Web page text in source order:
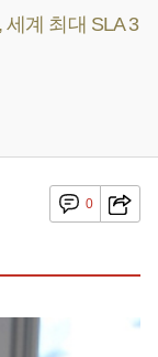
계 최대 SLA 3
0